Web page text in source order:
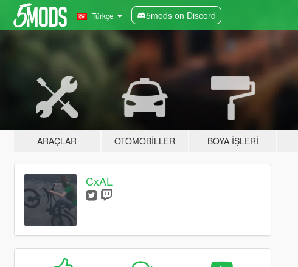
Türkçe 5mods on Discord
ARAÇLAR OTOMOBILLER BOYA İŞLERI
CxAL